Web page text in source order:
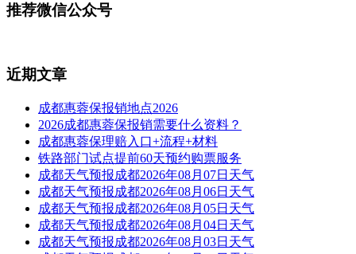
推荐微信公众号
近期文章
成都惠蓉保报销地点2026
2026成都惠蓉保报销需要什么资料？
成都惠蓉保理赔入口+流程+材料
铁路部门试点提前60天预约购票服务
成都天气预报成都2026年08月07日天气
成都天气预报成都2026年08月06日天气
成都天气预报成都2026年08月05日天气
成都天气预报成都2026年08月04日天气
成都天气预报成都2026年08月03日天气